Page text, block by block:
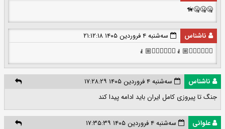
🤐🤐🤐🦮
ناشناس
سه‌شنبه ۴ فروردین ۱۴۰۵ ۲۱:۱۲:۱۸
🏃🏼‍♀️🤸🏼‍♂️🧎🏼🏃🏼‍♀️🤸🏼‍♂️🧎🏼
ناشناس
سه‌شنبه ۴ فروردین ۱۴۰۵ ۱۷:۲۸:۲۹
جنگ تا پیروزی کامل ایران باید ادامه پیدا کند
علوانی
سه‌شنبه ۴ فروردین ۱۴۰۵ ۱۷:۳۵:۳۹